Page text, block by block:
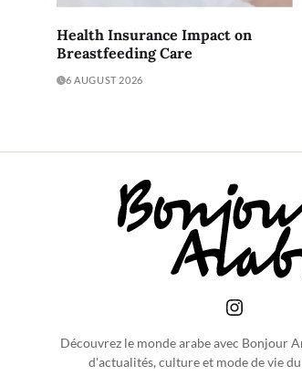
Health Insurance Impact on
Breastfeeding Care
6 AUGUST 2026
Découvrez le monde arabe avec Bonjour
d'actualités, culture et mode de vie